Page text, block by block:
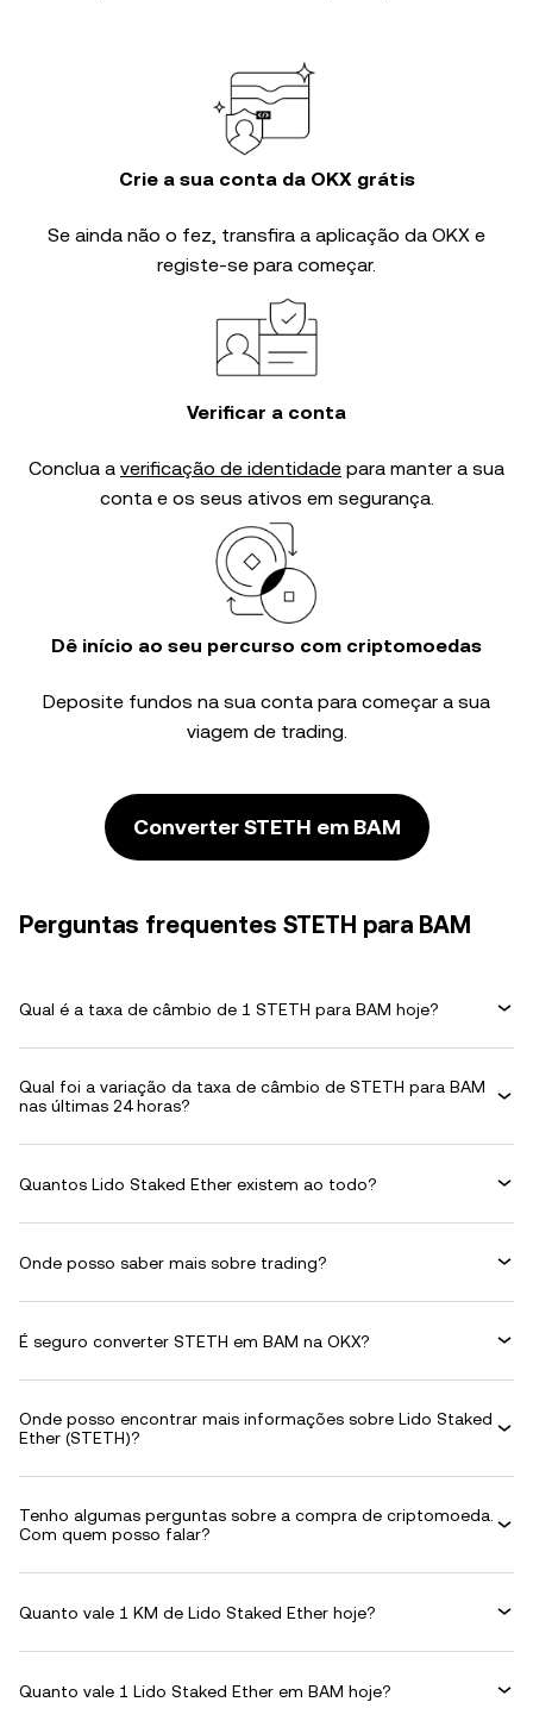
Crie a sua conta da OKX grátis
Se ainda não o fez, transfira a aplicação da OKX e
registe-se para começar.
Verificar a conta
Conclua a verificação de identidade para manter a sua
conta e os seus ativos em segurança.
Dê início ao seu percurso com criptomoedas
Deposite fundos na sua conta para começar a sua
viagem de trading.
Converter STETH em BAM
Perguntas frequentes STETH para BAM
Qual é a taxa de câmbio de 1 STETH para BAM hoje?
Qual foi a variação da taxa de câmbio de STETH para BAM
nas últimas 24 horas?
Quantos Lido Staked Ether existem ao todo?
Onde posso saber mais sobre trading?
É seguro converter STETH em BAM na OKX?
Onde posso encontrar mais informações sobre Lido Staked
Ether (STETH)?
Tenho algumas perguntas sobre a compra de criptomoeda.
Com quem posso falar?
Quanto vale 1 KM de Lido Staked Ether hoje?
Quanto vale 1 Lido Staked Ether em BAM hoje?